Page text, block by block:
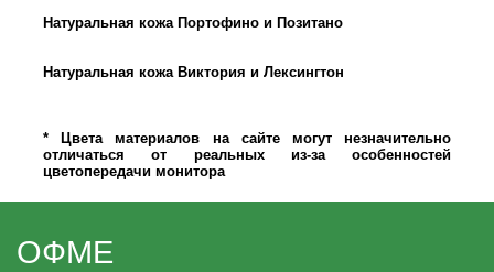
Натуральная кожа Портофино и Позитано
Натуральная кожа Виктория и Лексингтон
* Цвета материалов на сайте могут незначительно
отличаться от реальных из-за особенностей
цветопередачи монитора
ОФМЕ